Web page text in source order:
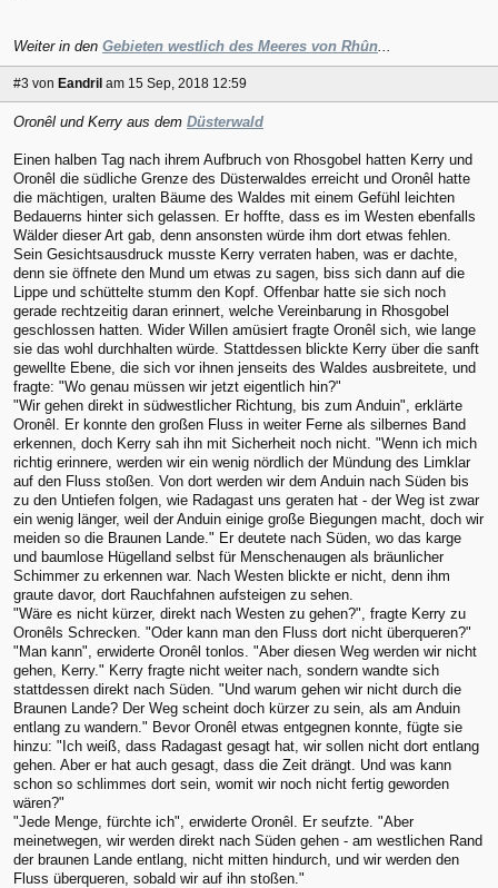
Weiter in den Gebieten westlich des Meeres von Rhûn...
#3 von Eandril am 15 Sep, 2018 12:59
Oronêl und Kerry aus dem Düsterwald
Einen halben Tag nach ihrem Aufbruch von Rhosgobel hatten Kerry und
Oronêl die südliche Grenze des Düsterwaldes erreicht und Oronêl hatte
die mächtigen, uralten Bäume des Waldes mit einem Gefühl leichten
Bedauerns hinter sich gelassen. Er hoffte, dass es im Westen ebenfalls
Wälder dieser Art gab, denn ansonsten würde ihm dort etwas fehlen.
Sein Gesichtsausdruck musste Kerry verraten haben, was er dachte,
denn sie öffnete den Mund um etwas zu sagen, biss sich dann auf die
Lippe und schüttelte stumm den Kopf. Offenbar hatte sie sich noch
gerade rechtzeitig daran erinnert, welche Vereinbarung in Rhosgobel
geschlossen hatten. Wider Willen amüsiert fragte Oronêl sich, wie lange
sie das wohl durchhalten würde. Stattdessen blickte Kerry über die sanft
gewellte Ebene, die sich vor ihnen jenseits des Waldes ausbreitete, und
fragte: "Wo genau müssen wir jetzt eigentlich hin?"
"Wir gehen direkt in südwestlicher Richtung, bis zum Anduin", erklärte
Oronêl. Er konnte den großen Fluss in weiter Ferne als silbernes Band
erkennen, doch Kerry sah ihn mit Sicherheit noch nicht. "Wenn ich mich
richtig erinnere, werden wir ein wenig nördlich der Mündung des Limklar
auf den Fluss stoßen. Von dort werden wir dem Anduin nach Süden bis
zu den Untiefen folgen, wie Radagast uns geraten hat - der Weg ist zwar
ein wenig länger, weil der Anduin einige große Biegungen macht, doch wir
meiden so die Braunen Lande." Er deutete nach Süden, wo das karge
und baumlose Hügelland selbst für Menschenaugen als bräunlicher
Schimmer zu erkennen war. Nach Westen blickte er nicht, denn ihm
graute davor, dort Rauchfahnen aufsteigen zu sehen.
"Wäre es nicht kürzer, direkt nach Westen zu gehen?", fragte Kerry zu
Oronêls Schrecken. "Oder kann man den Fluss dort nicht überqueren?"
"Man kann", erwiderte Oronêl tonlos. "Aber diesen Weg werden wir nicht
gehen, Kerry." Kerry fragte nicht weiter nach, sondern wandte sich
stattdessen direkt nach Süden. "Und warum gehen wir nicht durch die
Braunen Lande? Der Weg scheint doch kürzer zu sein, als am Anduin
entlang zu wandern." Bevor Oronêl etwas entgegnen konnte, fügte sie
hinzu: "Ich weiß, dass Radagast gesagt hat, wir sollen nicht dort entlang
gehen. Aber er hat auch gesagt, dass die Zeit drängt. Und was kann
schon so schlimmes dort sein, womit wir noch nicht fertig geworden
wären?"
"Jede Menge, fürchte ich", erwiderte Oronêl. Er seufzte. "Aber
meinetwegen, wir werden direkt nach Süden gehen - am westlichen Rand
der braunen Lande entlang, nicht mitten hindurch, und wir werden den
Fluss überqueren, sobald wir auf ihn stoßen."